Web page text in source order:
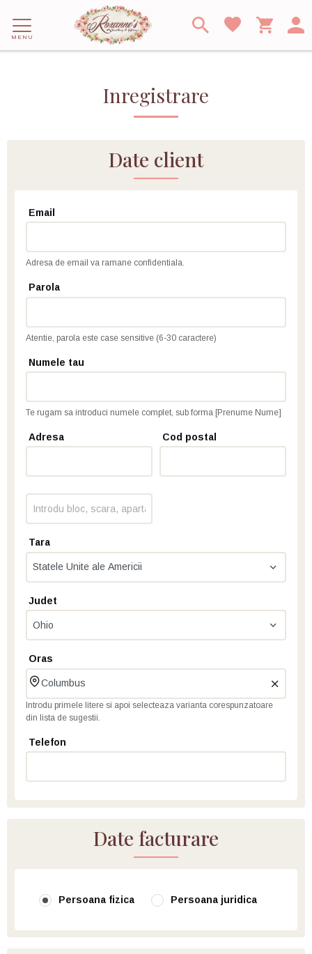
MENU
Inregistrare
Date client
Email
Adresa de email va ramane confidentiala.
Parola
Atentie, parola este case sensitive (6-30 caractere)
Numele tau
Te rugam sa introduci numele complet, sub forma [Prenume Nume]
Adresa Cod postal
Tara
Judet
Oras
Introdu primele litere si apoi selecteaza varianta corespunzatoare
din lista de sugestii.
Telefon
Date facturare
Persoana fizica Persoana juridica